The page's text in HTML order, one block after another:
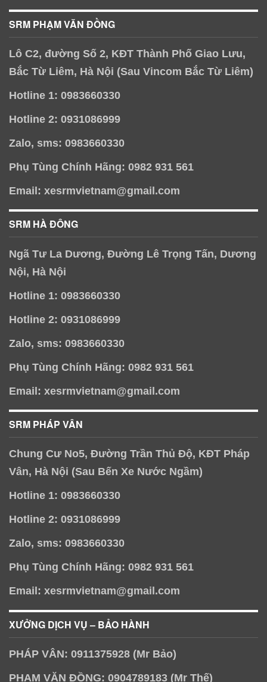
SRM PHẠM VĂN ĐỒNG
Lô C2, đường Số 2, KĐT Thành Phố Giao Lưu,
Bắc Từ Liêm, Hà Nội (Sau Vincom Bắc Từ Liêm)
Hotline 1: 0983660330
Hotline 2: 0931086999
Zalo, sms: 0983660330
Phụ Tùng Chính Hãng: 0982 931 561
Email: xesrmvietnam@gmail.com
SRM HÀ ĐÔNG
Ngã Tư La Dương, Đường Lê Trọng Tấn, Dương
Nội, Hà Nội
Hotline 1: 0983660330
Hotline 2: 0931086999
Zalo, sms: 0983660330
Phụ Tùng Chính Hãng: 0982 931 561
Email: xesrmvietnam@gmail.com
SRM PHÁP VÂN
Chung Cư No5, Đường Trần Thủ Độ, KĐT Pháp
Vân, Hà Nội (Sau Bến Xe Nước Ngầm)
Hotline 1: 0983660330
Hotline 2: 0931086999
Zalo, sms: 0983660330
Phụ Tùng Chính Hãng: 0982 931 561
Email: xesrmvietnam@gmail.com
XƯỞNG DỊCH VỤ – BẢO HÀNH
PHÁP VÂN: 0911375928 (Mr Bảo)
PHẠM VĂN ĐỒNG: 0904789183 (Mr Thế)